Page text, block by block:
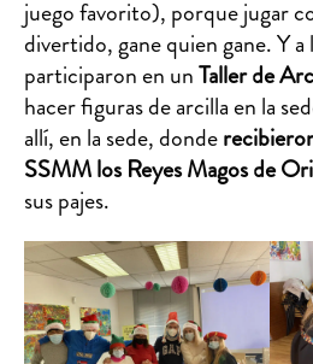
juego favorito), porque jugar
divertido, gane quien gane. Y
participaron en unTaller de
hacer figuras de arcilla en la
allí, en la sede, donde
SSMM los Reyes Magos de
sus pajes.